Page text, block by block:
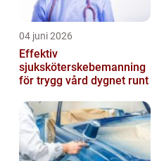
04 juni 2026
Effektiv
sjuksköterskebemanning
för trygg vård dygnet runt